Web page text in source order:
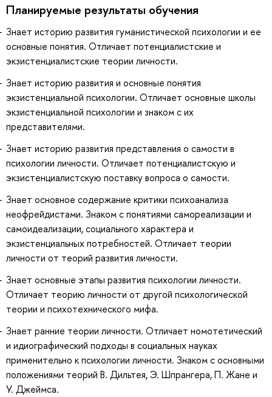
Планируемые результаты обучения
Знает историю развития гуманистической психологии и ее
основные понятия. Отличает потенциалистские и
экзистенциалистские теории личности.
Знает историю развития и основные понятия
экзистенциальной психологии. Отличает основные школы
экзистенциальной психологии и знаком с их
представителями.
Знает историю развития представления о самости в
психологии личности. Отличает потенциалистскую и
экзистенциалистскую поставку вопроса о самости.
Знает основное содержание критики психоанализа
неофрейдистами. Знаком с понятиями самореализации и
самоидеализации, социального характера и
экзистенциальных потребностей. Отличает теории
личности от теорий развития личности.
Знает основные этапы развития психологии личности.
Отличает теорию личности от другой психологической
теории и психотехнического мифа.
Знает ранние теории личности. Отличает номотетический
и идиографический подходы в социальных науках
применительно к психологии личности. Знаком с основными
положениями теорий В. Дильтея, Э. Шпрангера, П. Жане и
У. Джеймса.